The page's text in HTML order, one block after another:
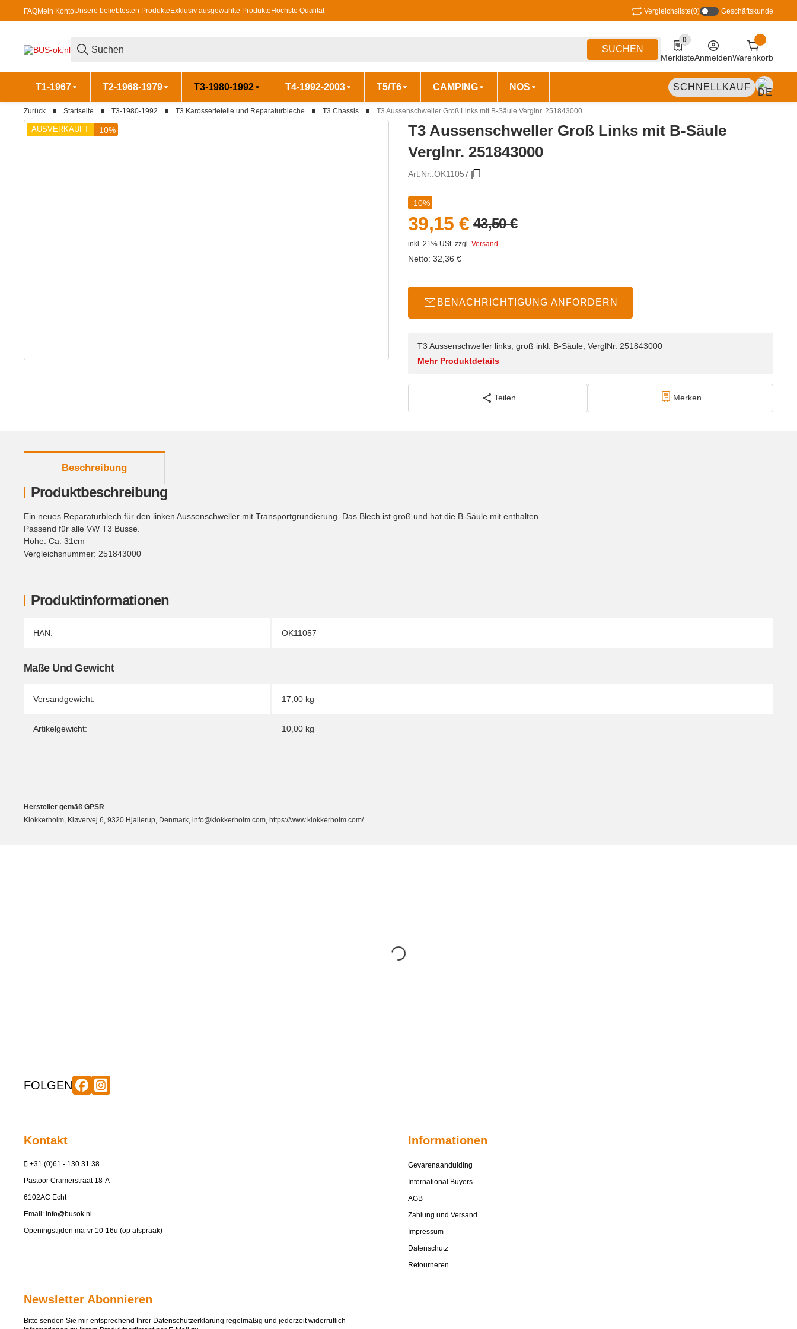
FAQMein KontoUnsere beliebtesten Produkte Exklusiv ausgewählte Produkte Höchste Qualität Vergleichsliste(0) Geschäftskunde
SUCHEN
0
0 Produkte in der Liste
MerklisteAnmeldenWarenkorb
T1-1967 T2-1968-1979 T3-1980-1992 T4-1992-2003 T5/T6 CAMPING NOS SCHNELLKAUF
Zurück Startseite T3-1980-1992 T3 Karosserieteile und Reparaturbleche T3 Chassis T3 Aussenschweller Groß Links mit B-Säule Verglnr. 251843000
AUSVERKAUFT -10%
T3 Aussenschweller Groß Links mit B-Säule
Verglnr. 251843000
Art.Nr.:OK11057
-10%
39,15 € 43,50 €
inkl. 21% USt. zzgl. Versand
Netto: 32,36 €
BENACHRICHTIGUNG ANFORDERN
T3 Aussenschweller links, groß inkl. B-Säule, VerglNr. 251843000
Mehr Produktdetails
Teilen Merken
Beschreibung
Produktinformationen
Produkteigenschaft
Wert
HAN: OK11057
Maße Und Gewicht
Versandgewicht: 17,00 kg
Artikelgewicht: 10,00 kg
Produktbeschreibung
Ein neues Reparaturblech für den linken Aussenschweller mit Transportgrundierung. Das Blech ist groß und hat die B-Säule mit enthalten.
Passend für alle VW T3 Busse.
Höhe: Ca. 31cm
Vergleichsnummer: 251843000
Hersteller gemäß GPSR
Klokkerholm, Kløvervej 6, 9320 Hjallerup, Denmark, info@klokkerholm.com, https://www.klokkerholm.com/
FOLGEN
Kontakt
+31 (0)61 - 130 31 38
Pastoor Cramerstraat 18-A
6102AC Echt
Email: info@busok.nl
Openingstijden ma-vr 10-16u (op afspraak)
Informationen
Gevarenaanduiding
International Buyers
AGB
Zahlung und Versand
Impressum
Datenschutz
Retourneren
Newsletter Abonnieren
Bitte senden Sie mir entsprechend Ihrer Datenschutzerklärung regelmäßig und jederzeit widerruflich